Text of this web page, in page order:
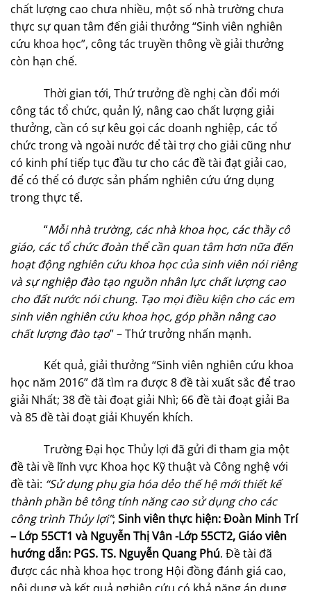
chất lượng cao chưa nhiều, một số nhà trường chưa
thực sự quan tâm đến giải thưởng “Sinh viên nghiên
cứu khoa học”, công tác truyền thông về giải thưởng
còn hạn chế.
Thời gian tới, Thứ trưởng đề nghị cần đổi mới
công tác tổ chức, quản lý, nâng cao chất lượng giải
thưởng, cần có sự kêu gọi các doanh nghiệp, các tổ
chức trong và ngoài nước để tài trợ cho giải cũng như
có kinh phí tiếp tục đầu tư cho các đề tài đạt giải cao,
để có thể có được sản phẩm nghiên cứu ứng dụng
trong thực tế.
“Mỗi nhà trường, các nhà khoa học, các thầy cô
giáo, các tổ chức đoàn thể cần quan tâm hơn nữa đến
hoạt động nghiên cứu khoa học của sinh viên nói riêng
và sự nghiệp đào tạo nguồn nhân lực chất lượng cao
cho đất nước nói chung. Tạo mọi điều kiện cho các em
sinh viên nghiên cứu khoa học, góp phần nâng cao
chất lượng đào tạo” – Thứ trưởng nhấn mạnh.
Kết quả, giải thưởng “Sinh viên nghiên cứu khoa
học năm 2016” đã tìm ra được 8 đề tài xuất sắc để trao
giải Nhất; 38 đề tài đoạt giải Nhì; 66 đề tài đoạt giải Ba
và 85 đề tài đoạt giải Khuyến khích.
Trường Đại học Thủy lợi đã gửi đi tham gia một
đề tài về lĩnh vực Khoa học Kỹ thuật và Công nghệ với
đề tài: “Sử dụng phụ gia hóa dẻo thế hệ mới thiết kế
thành phần bê tông tính năng cao sử dụng cho các
công trình Thủy lợi”; Sinh viên thực hiện:Đoàn Minh Trí
– Lớp 55CT1 và Nguyễn Thị Vân -Lớp 55CT2, Giáo viên
hướng dẫn: PGS. TS. Nguyễn Quang Phú. Đề tài đã
được các nhà khoa học trong Hội đồng đánh giá cao,